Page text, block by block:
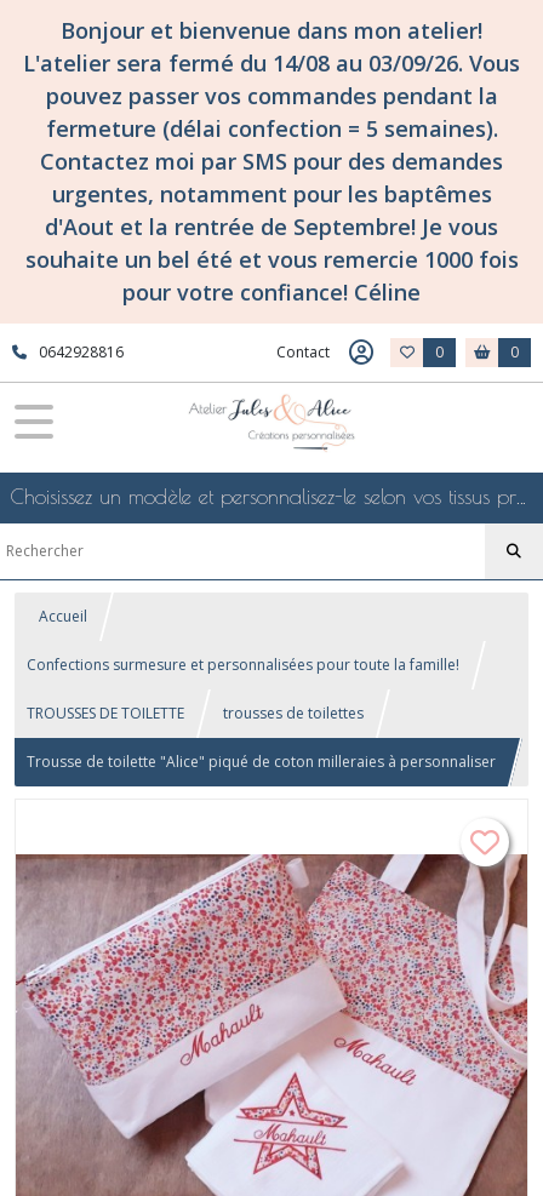
Bonjour et bienvenue dans mon atelier!
L'atelier sera fermé du 14/08 au 03/09/26. Vous
pouvez passer vos commandes pendant la
fermeture (délai confection = 5 semaines).
Contactez moi par SMS pour des demandes
urgentes, notamment pour les baptêmes
d'Aout et la rentrée de Septembre! Je vous
souhaite un bel été et vous remercie 1000 fois
pour votre confiance! Céline
0642928816 Contact 0 0
Choisissez un modèle et personnalisez-le selon vos tissus préférés de mes collections en ligne, je le confectionnerai selon vos souhaits
Accueil
Confections surmesure et personnalisées pour toute la famille!
TROUSSES DE TOILETTE trousses de toilettes
Trousse de toilette "Alice" piqué de coton milleraies à personnaliser